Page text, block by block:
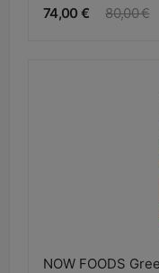
74,00 €
80,00 €
NOW FOODS